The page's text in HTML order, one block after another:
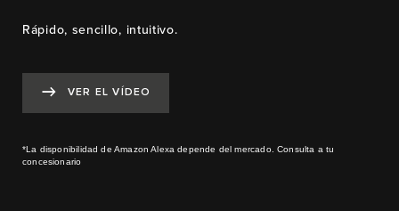
Rápido, sencillo, intuitivo.
VER EL VÍDEO
*La disponibilidad de Amazon Alexa depende del mercado. Consulta a tu
concesionario